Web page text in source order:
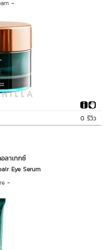
-
0 รีวิว
ลาเทกซ์
Eye Serum
-